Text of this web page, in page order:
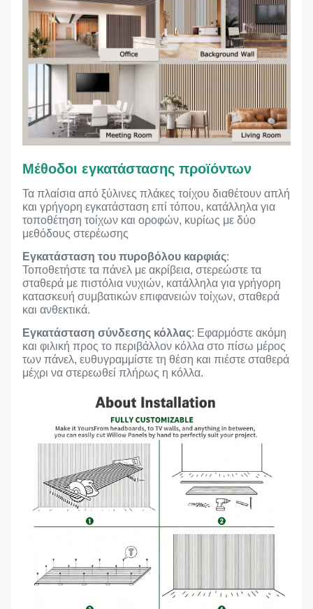
Μέθοδοι εγκατάστασης προϊόντων
Τα πλαίσια από ξύλινες πλάκες τοίχου διαθέτουν απλή
και γρήγορη εγκατάσταση επί τόπου, κατάλληλα για
τοποθέτηση τοίχων και οροφών, κυρίως με δύο
μεθόδους στερέωσης
Εγκατάσταση του πυροβόλου καρφιάς:
Τοποθετήστε τα πάνελ με ακρίβεια, στερεώστε τα
σταθερά με πιστόλια νυχιών, κατάλληλα για γρήγορη
κατασκευή συμβατικών επιφανειών τοίχων, σταθερά
και ανθεκτικά.
Εγκατάσταση σύνδεσης κόλλας: Εφαρμόστε ακόμη
και φιλική προς το περιβάλλον κόλλα στο πίσω μέρος
των πάνελ, ευθυγραμμίστε τη θέση και πιέστε σταθερά
μέχρι να στερεωθεί πλήρως η κόλλα.